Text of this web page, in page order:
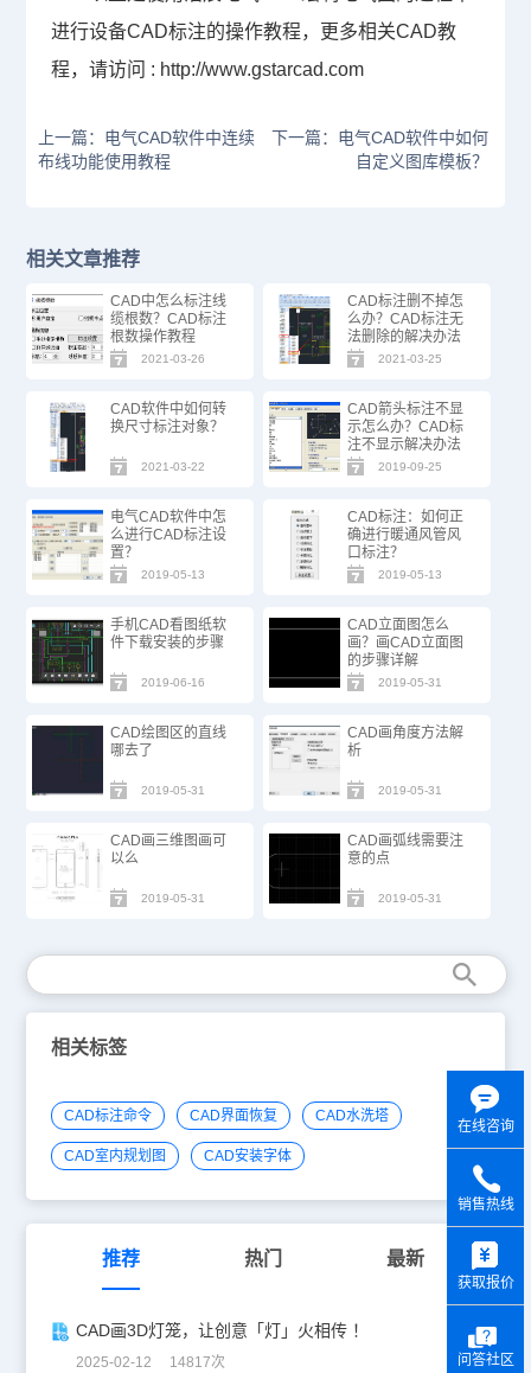
进行设备CAD标注的操作教程，更多相关CAD教
程，请访问 : http://www.gstarcad.com
上一篇：电气CAD软件中连续
布线功能使用教程
下一篇：电气CAD软件中如何
自定义图库模板？
相关文章推荐
CAD中怎么标注线
缆根数？CAD标注
根数操作教程
2021-03-26
CAD标注删不掉怎
么办？CAD标注无
法删除的解决办法
2021-03-25
CAD软件中如何转
换尺寸标注对象？
2021-03-22
CAD箭头标注不显
示怎么办？CAD标
注不显示解决办法
2019-09-25
电气CAD软件中怎
么进行CAD标注设
置？
2019-05-13
CAD标注：如何正
确进行暖通风管风
口标注？
2019-05-13
手机CAD看图纸软
件下载安装的步骤
2019-06-16
CAD立面图怎么
画？画CAD立面图
的步骤详解
2019-05-31
CAD绘图区的直线
哪去了
2019-05-31
CAD画角度方法解
析
2019-05-31
CAD画三维图画可
以么
2019-05-31
CAD画弧线需要注
意的点
2019-05-31
相关标签
CAD标注命令 CAD界面恢复 CAD水洗塔
CAD室内规划图 CAD安装字体
推荐 热门 最新
CAD画3D灯笼，让创意「灯」火相传 ！
2025-02-12 14817次
在线咨询
销售热线
获取报价
问答社区